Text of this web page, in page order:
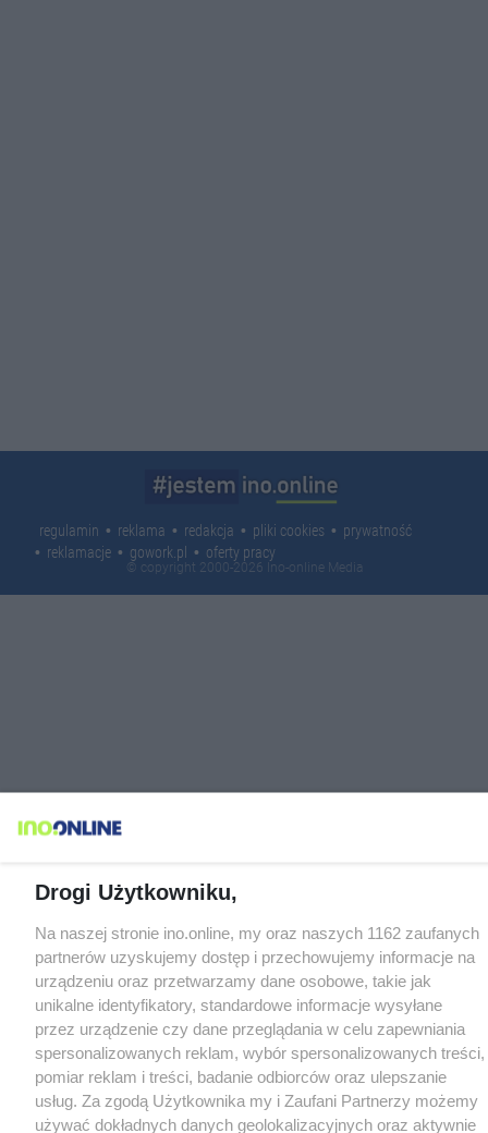
regulamin reklama redakcja pliki cookies
prywatność
reklamacje
gowork.pl oferty pracy
© copyright 2000-2026 Ino-online Media
Drogi Użytkowniku,
Na naszej stronie ino.online, my oraz naszych 1162 zaufanych
partnerów uzyskujemy dostęp i przechowujemy informacje na
urządzeniu oraz przetwarzamy dane osobowe, takie jak
unikalne identyfikatory, standardowe informacje wysyłane
przez urządzenie czy dane przeglądania w celu zapewniania
spersonalizowanych reklam, wybór spersonalizowanych treści,
pomiar reklam i treści, badanie odbiorców oraz ulepszanie
usług. Za zgodą Użytkownika my i Zaufani Partnerzy możemy
używać dokładnych danych geolokalizacyjnych oraz aktywnie